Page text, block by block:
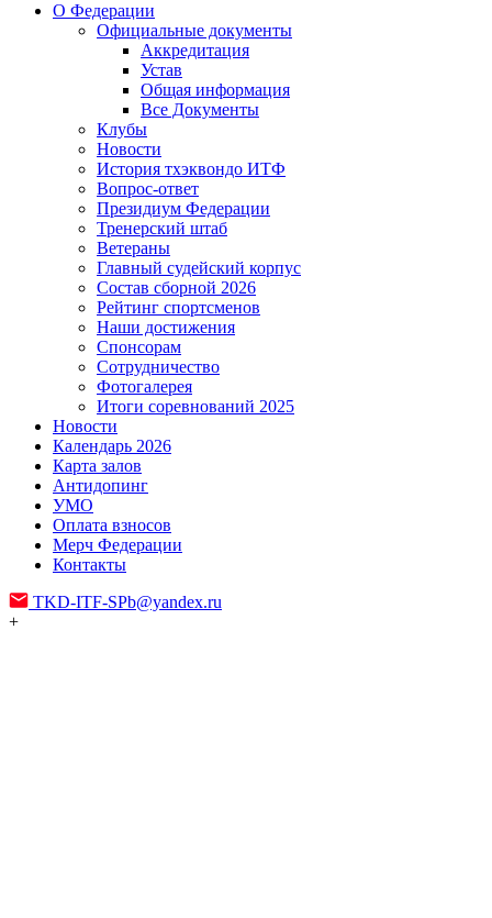
О Федерации
Официальные документы
Аккредитация
Устав
Общая информация
Все Документы
Клубы
Новости
История тхэквондо ИТФ
Вопрос-ответ
Президиум Федерации
Тренерский штаб
Ветераны
Главный судейский корпус
Состав сборной 2026
Рейтинг спортсменов
Наши достижения
Спонсорам
Сотрудничество
Фотогалерея
Итоги соревнований 2025
Новости
Календарь 2026
Карта залов
Антидопинг
УМО
Оплата взносов
Мерч Федерации
Контакты
TKD-ITF-SPb@yandex.ru
+